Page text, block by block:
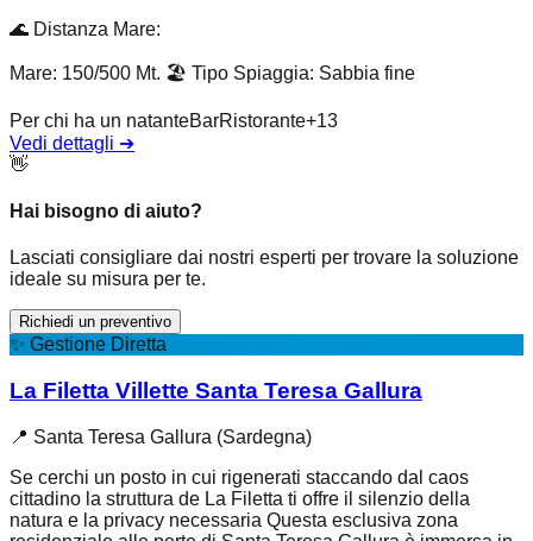
🌊 Distanza Mare:
Mare: 150/500 Mt. 🏖️ Tipo Spiaggia: Sabbia fine
Per chi ha un natanteBarRistorante+13
Vedi dettagli ➔
👋
Hai bisogno di aiuto?
Lasciati consigliare dai nostri esperti per trovare la soluzione
ideale su misura per te.
Richiedi un preventivo
✨ Gestione Diretta
La Filetta Villette Santa Teresa Gallura
📍 Santa Teresa Gallura (Sardegna)
Se cerchi un posto in cui rigenerati staccando dal caos
cittadino la struttura de La Filetta ti offre il silenzio della
natura e la privacy necessaria Questa esclusiva zona